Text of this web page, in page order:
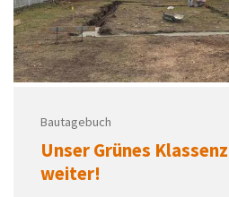
Bautagebuch
Unser Grünes
weiter!